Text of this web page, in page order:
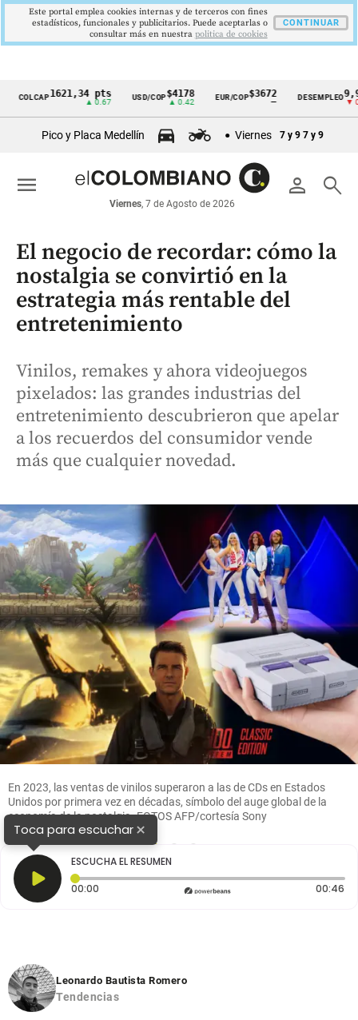
Cintillo
económicos
Colombia
1621,34 pts USD/COP$4178
▲ 0.42
EUR/COP$3672
—
DESEMPLEO9,9 %
▼ 0.30
Pico y Placa Medellín Viernes 7 y 9 7 y 9
person search
Viernes, 7 de Agosto de 2026
menu
El negocio de recordar: cómo la
nostalgia se convirtió en la
estrategia más rentable del
entretenimiento
Vinilos, remakes y ahora videojuegos
pixelados: las grandes industrias del
entretenimiento descubrieron que apelar
a los recuerdos del consumidor vende
más que cualquier novedad.
En 2023, las ventas de vinilos superaron a las de CDs en Estados
Unidos por primera vez en décadas, símbolo del auge global de la
economía de la nostalgia. FOTOS AFP/cortesía Sony
Toca para escuchar×
ESCUCHA EL RESUMEN
00:00 Tiempo transcurrido: 0 segundos 00:46
Leonardo Bautista Romero
Tendencias
Este portal emplea cookies internas y de terceros con fines
estadísticos, funcionales y publicitarios. Puede aceptarlas o
consultar más en nuestra politica de cookies
CONTINUAR